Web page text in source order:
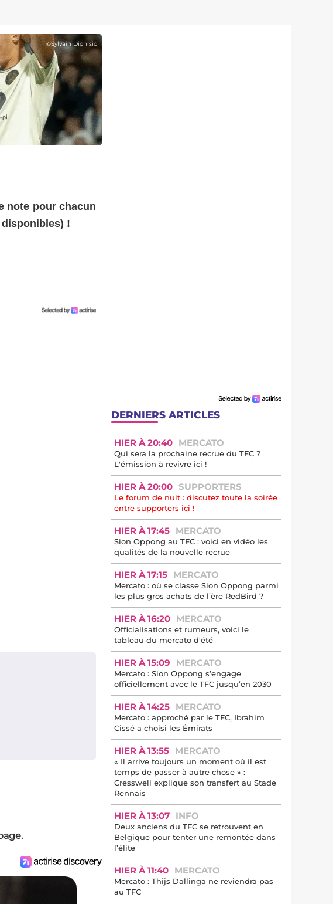
©Sylvain Dionisio
note pour chacun
!
DERNIERS ARTICLES
HIER À 20:40 MERCATO
Qui sera la prochaine recrue du TFC ?
L'émission à revivre ici !
HIER À 20:00 SUPPORTERS
Le forum de nuit : discutez toute la soirée
entre supporters ici !
HIER À 17:45 MERCATO
Sion Oppong au TFC : voici en vidéo les
qualités de la nouvelle recrue
HIER À 17:15 MERCATO
Mercato : où se classe Sion Oppong parmi
les plus gros achats de l’ère RedBird ?
HIER À 16:20 MERCATO
Officialisations et rumeurs, voici le
tableau du mercato d'été
HIER À 15:09 MERCATO
Mercato : Sion Oppong s’engage
officiellement avec le TFC jusqu’en 2030
HIER À 14:25 MERCATO
Mercato : approché par le TFC, Ibrahim
Cissé a choisi les Émirats
HIER À 13:55 MERCATO
« Il arrive toujours un moment où il est
temps de passer à autre chose » :
Cresswell explique son transfert au Stade
Rennais
HIER À 13:07 INFO
Deux anciens du TFC se retrouvent en
Belgique pour tenter une remontée dans
l’élite
HIER À 11:40 MERCATO
Mercato : Thijs Dallinga ne reviendra pas
au TFC